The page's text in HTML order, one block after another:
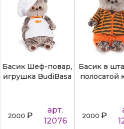
Басик Шеф-повар,
игрушка BudiBasa
2000₽
арт.
12076
Басик в
полосатой
2000₽